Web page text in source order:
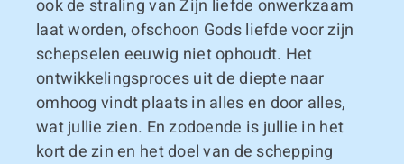
ook de straling van Zijn liefde onwerkzaam
laat worden, ofschoon Gods liefde voor zijn
schepselen eeuwig niet ophoudt. Het
ontwikkelingsproces uit de diepte naar
omhoog vindt plaats in alles en door alles,
wat jullie zien. En zodoende is jullie in het
kort de zin en het doel van de schepping